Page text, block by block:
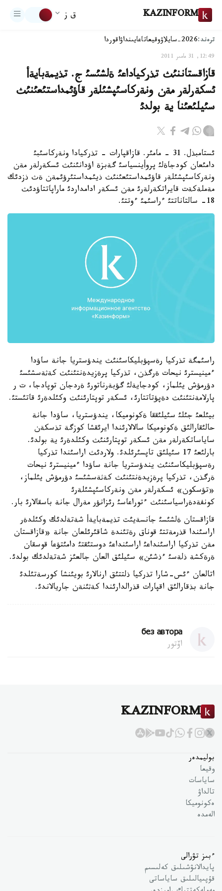
KAZINFORM ق ز
ترەند:2026-سايلاۋ وقيعاتاعايىنداۋاقوردا
12:49, 31 مامىر 2011
قازاقستاننئث تذركياداعئ ةلشئسئ ج. تذيمةبايةأ
ئسكةرلةر مةن ونةركاسئپشئلةر قاؤئمداستئعئنئث
سئيلئعئنا ية بولدئ
ئستامبذل. 31 - مامئر. قازاقپارات - تذركيادا ونةركاسئبئ
دامئعان كودجاةلئ پروأينسياسئ گةبزة اؤدانئنئث ئسكةرلةر مةن
ونةركاسئپشئلةر قاؤئمداستئعئنئث ذيئمداستئرؤئمةن ةث ذزدئك
مةملةكةت قايراتكةرلةرئ مةن ئسكةر ادامداردئ ماراپاتتاؤدئث
18- سالتاناتتئ ءراسئمئ ءوتتئ.
راسئمگة تذركيا رةسپؤبليكاسئنئث يندؤستريا جانة ساؤدا
ءمينيسترئ نيحات ةرگذن، تذركيا پرةزيدةنتئنئث كةثةسشئسئ
دؤرمؤش يئلماز، كودجايةلئ گؤبةرناتورئ ةردجان توپادجا، ت ر
پارلامةنتئنئث دةپؤتاتتارئ، ئسكةر توپتارئنئث وكئلدةرئ قاتئستئ.
بيئلعئ جئلئ سئيلئققا ةكونوميكا، يندؤستريا، ساؤدا جانة
حالئقارالئق ةكونوميكا سالالارئندا ايرئقشا كوزگة تذسكةن
ساياساتكةرلةر مةن ئسكةر توپتارئنئث وكئلدةرئ ية بولدئ.
بارلئعئ 17 سئيلئق تاپسئرئلدئ. ولاردئث اراسئندا تذركيا
رةسپؤبليكاسئنئث يندؤستريا جانة ساؤدا ءمينيسترئ نيحات
ةرگذن، تذركيا پرةزيدةنتئنئث كةثةسشئسئ دؤرمؤش يئلماز،
«تؤسكون» ئسكةرلةر مةن ونةركاسئپشئلةرئ
كونفةدةراسياسئنئث ءتوراعاسئ رئزانؤر مةرال جانة باسقالارئ بار.
قازاقستان ةلشئسئ جانسةيئت تذيمةبايةأ شةتةلدئك وكئلدةر
اراسئندا قذرمةتتئ قوناق رةتئندة شاقئرئلعان جانة «قازاقستان
مةن تذركيا اراسئنداعئ اراسئنداعئ دوستئقتئ دامئتؤعا قوسقان
ةرةكشة ذلةسئ ءذشئن» سئيلئق العان جالعئز شةتةلدئك بولدئ.
اتالعان ءئس-شارا تذركيا ذلتتئق ارنالارئ بويئنشا كورسةتئلدئ
جانة بذقارالئق اقپارات قذرالدارئندا كةثئنةن جاريالاندئ.
без автора
اۆتور
KAZINFORM
بوليمدەر
وقيعا
ساياسات
تالداۋ
ەكونوميكا
الەمدە
ءبىز تۋرالى
پايدالانۋشىلىق كەلىسىم
قۇپىيالىلىق ساياساتى